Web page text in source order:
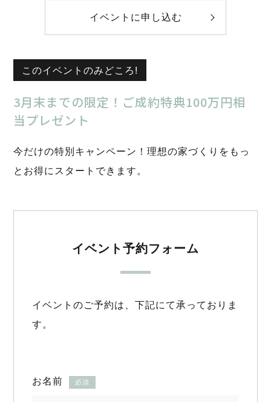
イベントに申し込む
このイベントのみどころ!
3月末までの限定！ご成約特典100万円相
当プレゼント
今だけの特別キャンペーン！理想の家づくりをもっ
とお得にスタートできます。
イベント予約フォーム
イベントのご予約は、下記にて承っておりま
す。
お名前 必須